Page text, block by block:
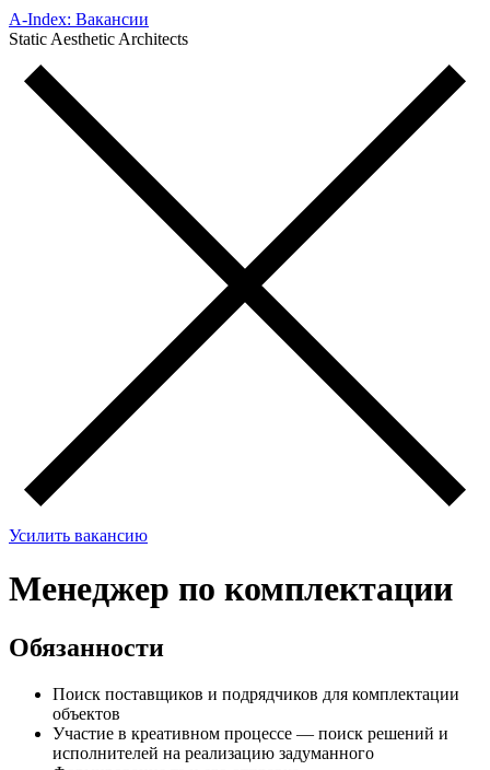
A-Index: Вакансии
Static Aesthetic Architects
Усилить вакансию
Менеджер по комплектации
Обязанности
Поиск поставщиков и подрядчиков для комплектации
объектов
Участие в креативном процессе — поиск решений и
исполнителей на реализацию задуманного